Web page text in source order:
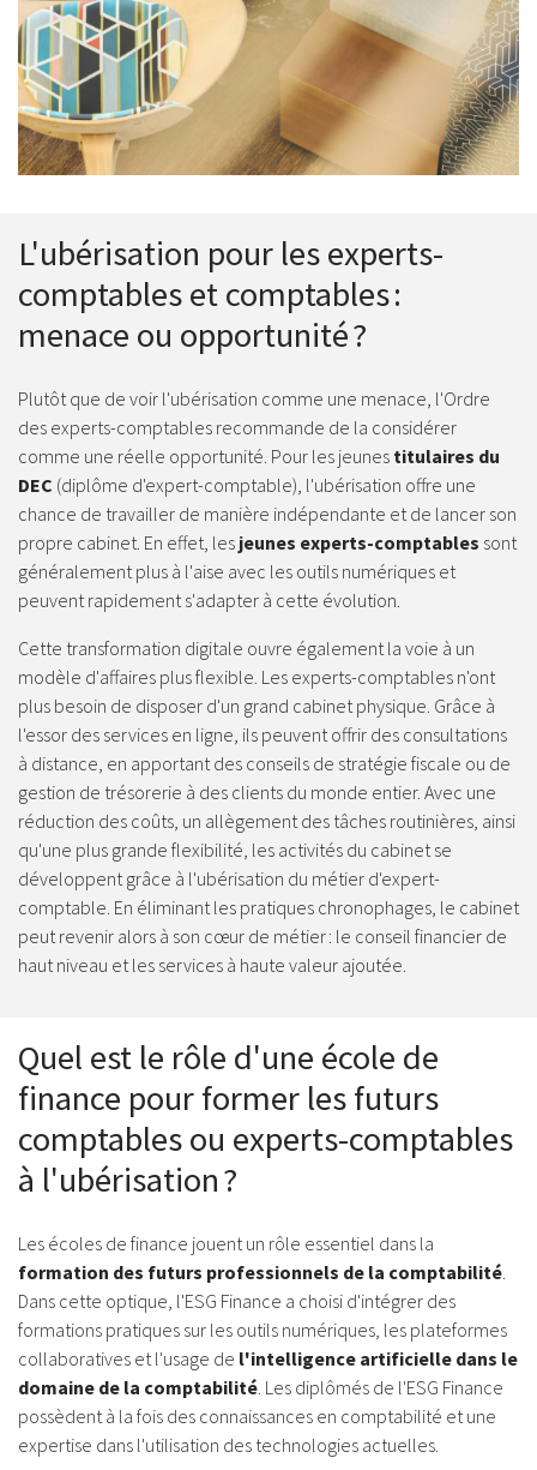
L'ubérisation pour les experts-
comptables et comptables :
menace ou opportunité ?
Plutôt que de voir l'ubérisation comme une menace, l'Ordre
des experts-comptables recommande de la considérer
comme une réelle opportunité. Pour les jeunes titulaires du
DEC (diplôme d'expert-comptable), l'ubérisation offre une
chance de travailler de manière indépendante et de lancer son
propre cabinet. En effet, les jeunes experts-comptables sont
généralement plus à l'aise avec les outils numériques et
peuvent rapidement s'adapter à cette évolution.
Cette transformation digitale ouvre également la voie à un
modèle d'affaires plus flexible. Les experts-comptables n'ont
plus besoin de disposer d'un grand cabinet physique. Grâce à
l'essor des services en ligne, ils peuvent offrir des consultations
à distance, en apportant des conseils de stratégie fiscale ou de
gestion de trésorerie à des clients du monde entier. Avec une
réduction des coûts, un allègement des tâches routinières, ainsi
qu'une plus grande flexibilité, les activités du cabinet se
développent grâce à l'ubérisation du métier d'expert-
comptable. En éliminant les pratiques chronophages, le cabinet
peut revenir alors à son cœur de métier : le conseil financier de
haut niveau et les services à haute valeur ajoutée.
Quel est le rôle d'une école de
finance pour former les futurs
comptables ou experts-comptables
à l'ubérisation ?
Les écoles de finance jouent un rôle essentiel dans la
formation des futurs professionnels de la comptabilité.
Dans cette optique, l'ESG Finance a choisi d'intégrer des
formations pratiques sur les outils numériques, les plateformes
collaboratives et l'usage de l'intelligence artificielle dans le
domaine de la comptabilité. Les diplômés de l'ESG Finance
possèdent à la fois des connaissances en comptabilité et une
expertise dans l'utilisation des technologies actuelles.